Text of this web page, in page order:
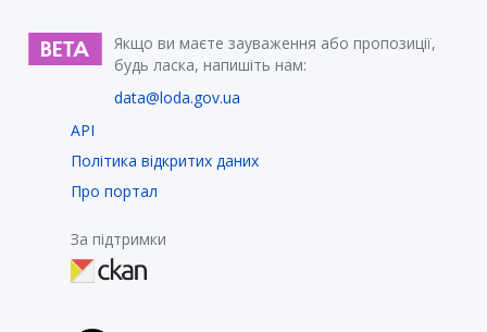
Якщо ви маєте зауваження або пропозиції,
будь ласка, напишіть нам:
data@loda.gov.ua
API
Політика відкритих даних
Про портал
За підтримки